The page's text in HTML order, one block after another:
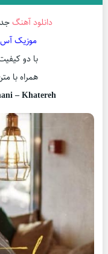
دانلود آهنگ
موزیک آس
با دو کیفیت ۳۲۰ و ۱۲۸ و بهترین
همراه با
– Khatereh